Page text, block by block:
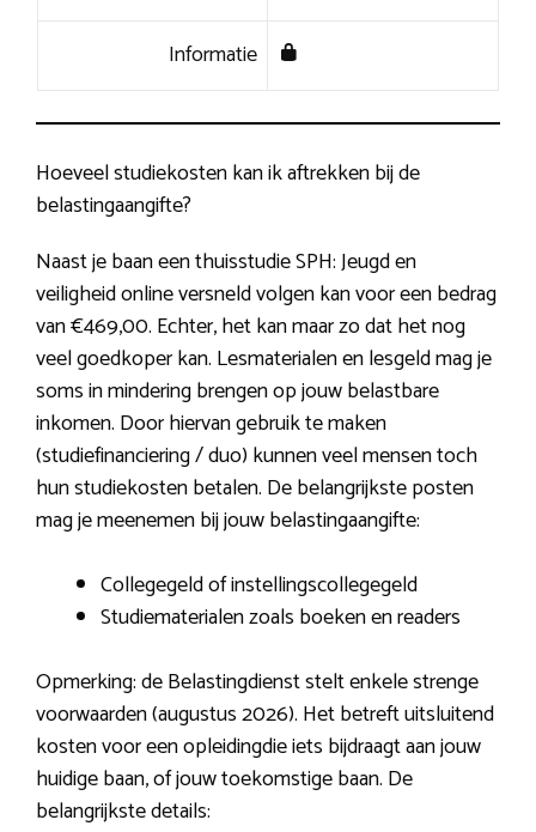
Informatie
Hoeveel studiekosten kan ik aftrekken bij de
belastingaangifte?
Naast je baan een thuisstudie SPH: Jeugd en
veiligheid online versneld volgen kan voor een bedrag
van €469,00. Echter, het kan maar zo dat het nog
veel goedkoper kan. Lesmaterialen en lesgeld mag je
soms in mindering brengen op jouw belastbare
inkomen. Door hiervan gebruik te maken
(studiefinanciering / duo) kunnen veel mensen toch
hun studiekosten betalen. De belangrijkste posten
mag je meenemen bij jouw belastingaangifte:
Collegegeld of instellingscollegegeld
Studiematerialen zoals boeken en readers
Opmerking: de Belastingdienst stelt enkele strenge
voorwaarden (augustus 2026). Het betreft uitsluitend
kosten voor een opleidingdie iets bijdraagt aan jouw
huidige baan, of jouw toekomstige baan. De
belangrijkste details: